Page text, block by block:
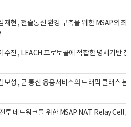
재현 , 전술통신 환경 구축을 위한 MSAP의
수진 , LEACH 프로토콜에 적합한 명세기반
보성 , 군 통신 응용서비스의 트래픽 클래스
투 네트워크를 위한 MSAP NAT Relay Cell ,